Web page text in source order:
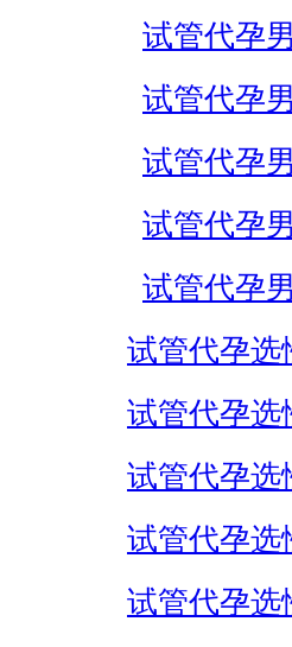
试管代孕
试管代孕
试管代孕
试管代孕
试管代孕
试管代孕选
试管代孕选
试管代孕选
试管代孕选
试管代孕选